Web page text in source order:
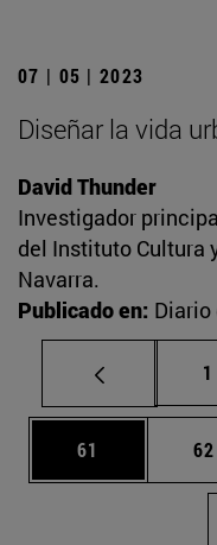
07 | 05 | 2023
Diseñar la vida
David Thunder
Investigador
del Instituto Cultura
Navarra.
Publicado en: Diario
1
Página
61 62